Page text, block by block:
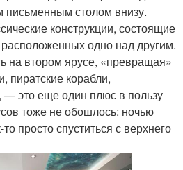
столом внизу.
конструкции, состоящие
одно над другим.
на втором ярусе, «превращая»
пиратские корабли,
— это еще один плюс в пользу
тоже не обошлось: ночью
просто спуститься с верхнего